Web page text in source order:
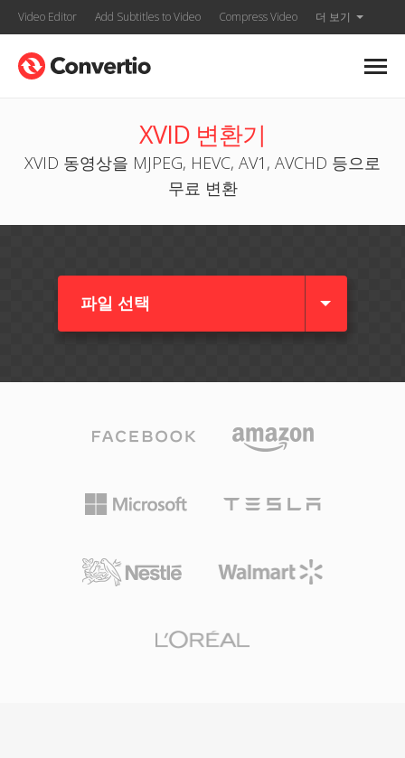
Video Editor Add Subtitles to Video Compress Video 더 보기
XVID 변환기
XVID 동영상을 MJPEG, HEVC, AV1, AVCHD 등으로
무료 변환
파일 선택